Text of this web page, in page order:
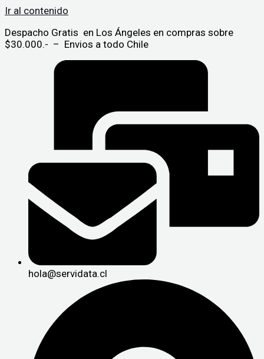
Ir al contenido
Despacho Gratis en Los Ángeles en compras sobre
$30.000.- – Envios a todo Chile
hola@servidata.cl